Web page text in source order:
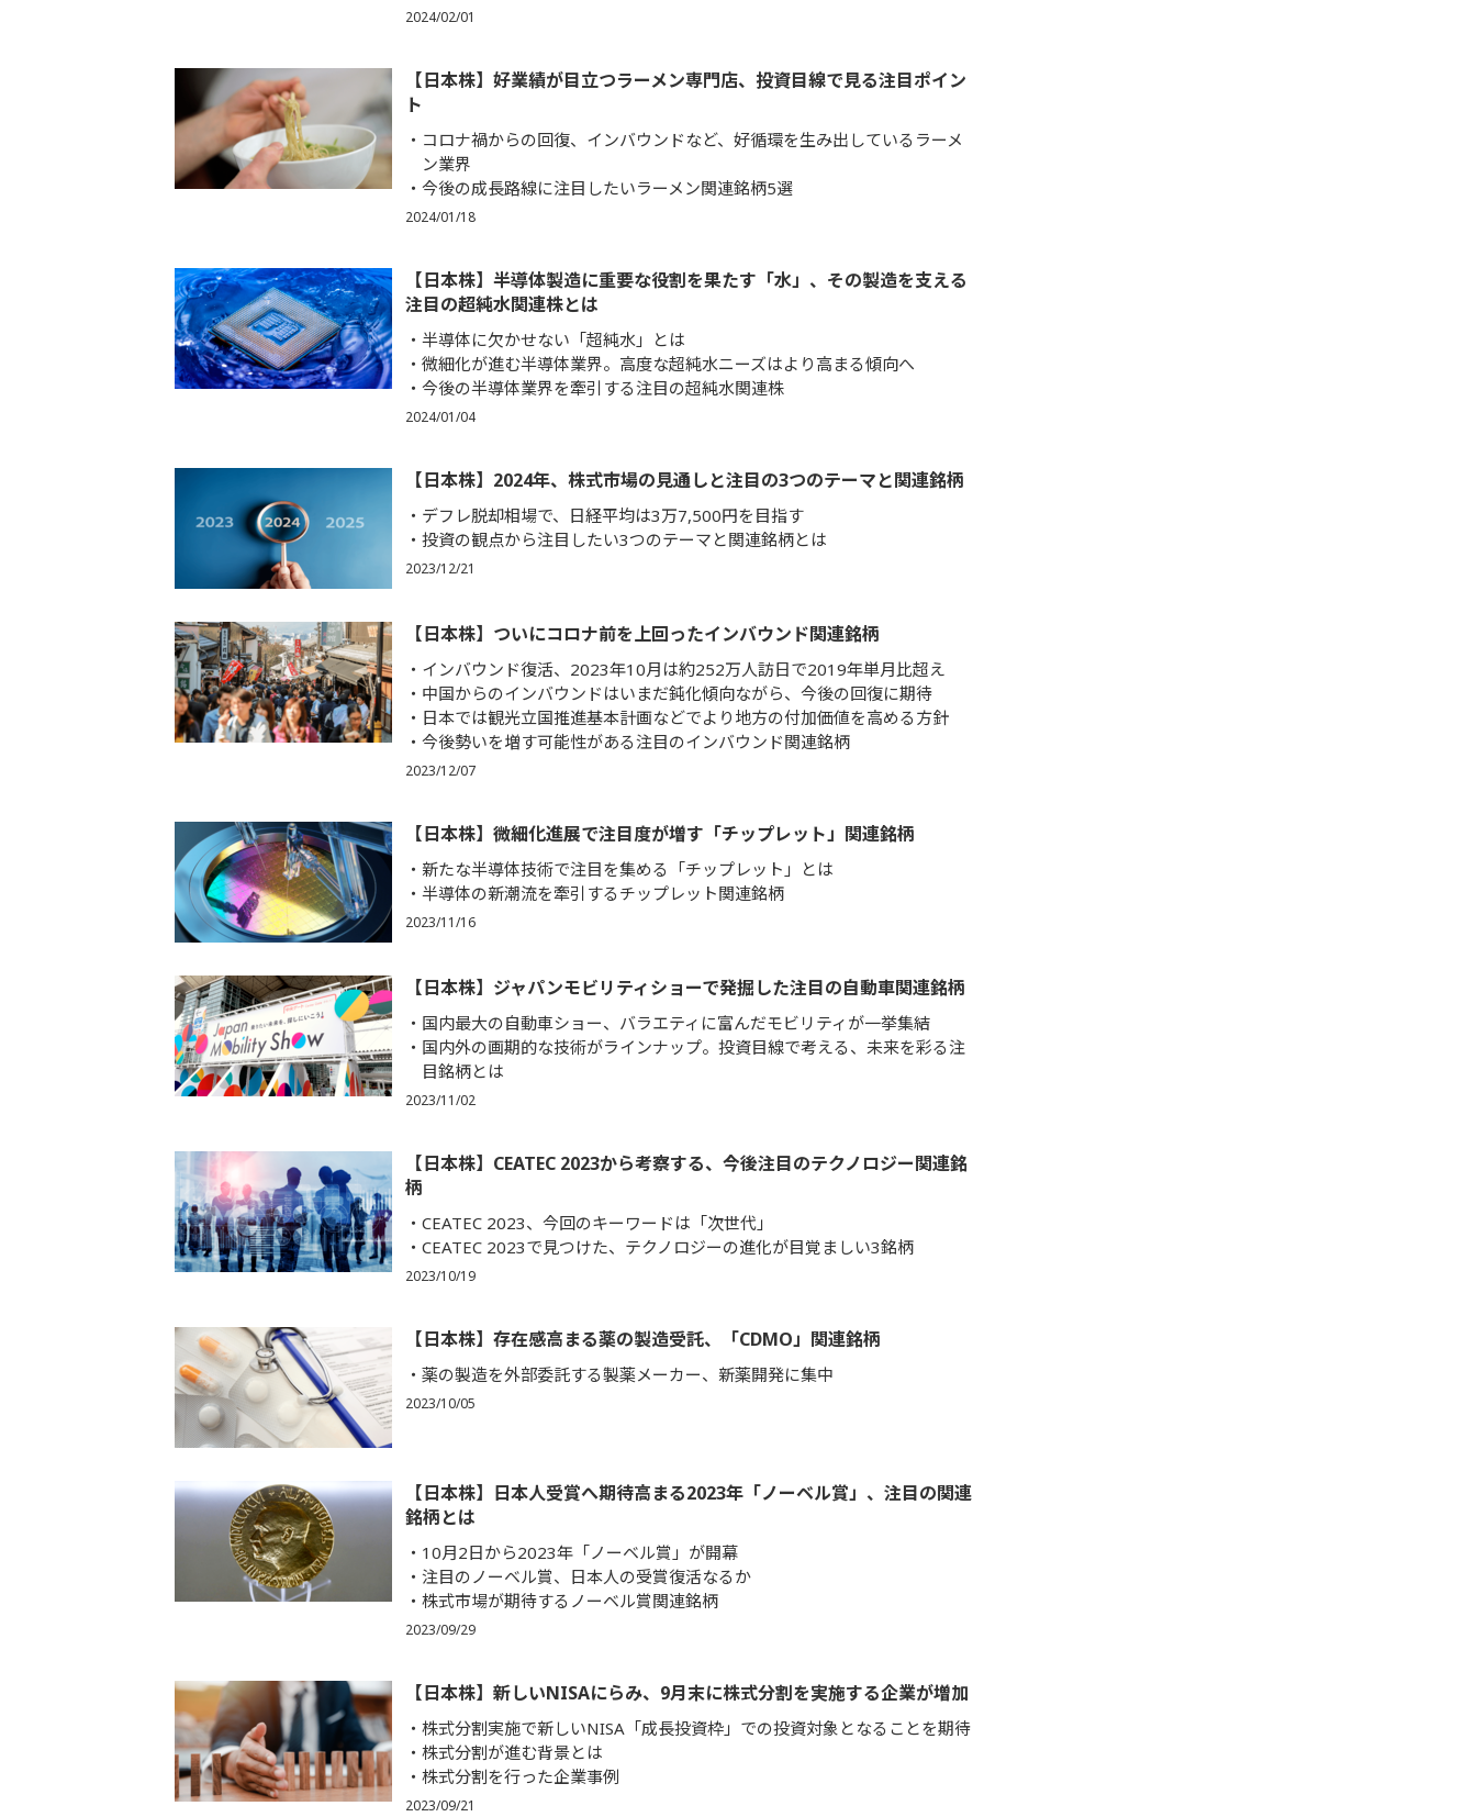
2024/02/01
【日本株】好業績が目立つラーメン専門店、投資目線で見る注目ポイン
ト
コロナ禍からの回復、インバウンドなど、好循環を生み出しているラーメ
ン業界
今後の成長路線に注目したいラーメン関連銘柄5選
2024/01/18
【日本株】半導体製造に重要な役割を果たす「水」、その製造を支える
注目の超純水関連株とは
半導体に欠かせない「超純水」とは
微細化が進む半導体業界。高度な超純水ニーズはより高まる傾向へ
今後の半導体業界を牽引する注目の超純水関連株
2024/01/04
【日本株】2024年、株式市場の見通しと注目の3つのテーマと関連銘柄
デフレ脱却相場で、日経平均は3万7,500円を目指す
投資の観点から注目したい3つのテーマと関連銘柄とは
2023/12/21
【日本株】ついにコロナ前を上回ったインバウンド関連銘柄
インバウンド復活、2023年10月は約252万人訪日で2019年単月比超え
中国からのインバウンドはいまだ鈍化傾向ながら、今後の回復に期待
日本では観光立国推進基本計画などでより地方の付加価値を高める方針
今後勢いを増す可能性がある注目のインバウンド関連銘柄
2023/12/07
【日本株】微細化進展で注目度が増す「チップレット」関連銘柄
新たな半導体技術で注目を集める「チップレット」とは
半導体の新潮流を牽引するチップレット関連銘柄
2023/11/16
【日本株】ジャパンモビリティショーで発掘した注目の自動車関連銘柄
国内最大の自動車ショー、バラエティに富んだモビリティが一挙集結
国内外の画期的な技術がラインナップ。投資目線で考える、未来を彩る注
目銘柄とは
2023/11/02
【日本株】CEATEC 2023から考察する、今後注目のテクノロジー関連銘
柄
CEATEC 2023、今回のキーワードは「次世代」
CEATEC 2023で見つけた、テクノロジーの進化が目覚ましい3銘柄
2023/10/19
【日本株】存在感高まる薬の製造受託、「CDMO」関連銘柄
薬の製造を外部委託する製薬メーカー、新薬開発に集中
2023/10/05
【日本株】日本人受賞へ期待高まる2023年「ノーベル賞」、注目の関連
銘柄とは
10月2日から2023年「ノーベル賞」が開幕
注目のノーベル賞、日本人の受賞復活なるか
株式市場が期待するノーベル賞関連銘柄
2023/09/29
【日本株】新しいNISAにらみ、9月末に株式分割を実施する企業が増加
株式分割実施で新しいNISA「成長投資枠」での投資対象となることを期待
株式分割が進む背景とは
株式分割を行った企業事例
2023/09/21